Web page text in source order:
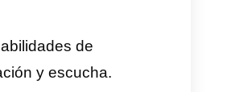
pedidos,
solicitudes y brindar